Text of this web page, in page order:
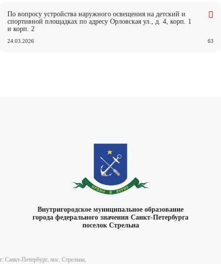
ВКонтакте
По вопросу устройства наружного освещения на детский и
спортивной площадках по адресу Орловская ул., д. 4, корп. 1
и корп. 2
24.03.2026 63
Внутригородское муниципальное образование
города федерального значения Санкт-Петербурга
поселок Стрельна
г. Санкт-Петербург, пос. Стрельна,